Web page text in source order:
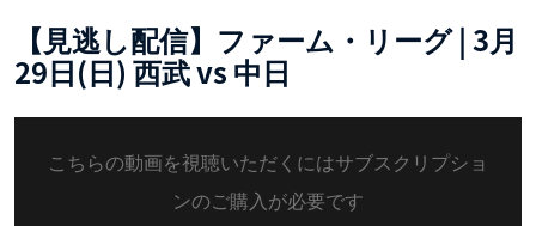
【見逃し配信】ファーム・リーグ | 3月
29日(日) 西武 vs 中日
こちらの動画を視聴いただくにはサブスクリプショ
ンのご購入が必要です